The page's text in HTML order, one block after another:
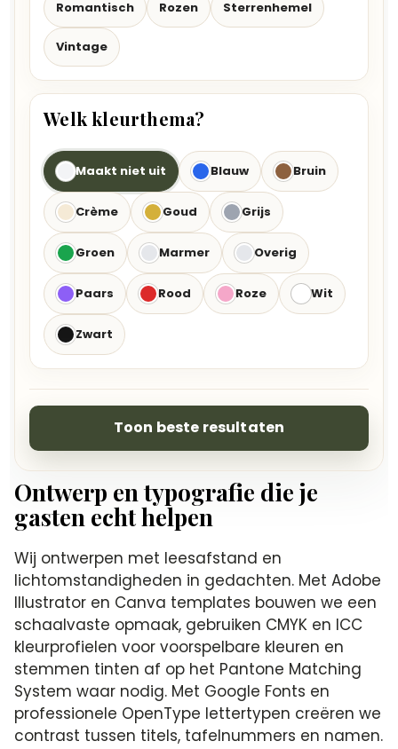
Romantisch Rozen Sterrenhemel
Vintage
Welk kleurthema?
Maakt niet uit Blauw Bruin
Crème Goud Grijs
Groen Marmer Overig
Paars Rood Roze Wit
Zwart
Toon beste resultaten
Ontwerp en typografie die je
gasten echt helpen
Wij ontwerpen met leesafstand en
lichtomstandigheden in gedachten. Met Adobe
Illustrator en Canva templates bouwen we een
schaalvaste opmaak, gebruiken CMYK en ICC
kleurprofielen voor voorspelbare kleuren en
stemmen tinten af op het Pantone Matching
System waar nodig. Met Google Fonts en
professionele OpenType lettertypen creëren we
contrast tussen titels, tafelnummers en namen.